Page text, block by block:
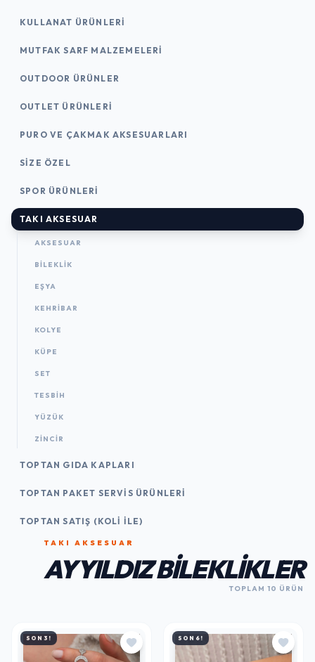
KULLANAT ÜRÜNLERI
MUTFAK SARF MALZEMELERI
OUTDOOR ÜRÜNLER
OUTLET ÜRÜNLERI
PURO VE ÇAKMAK AKSESUARLARI
SIZE ÖZEL
SPOR ÜRÜNLERI
TAKI AKSESUAR
AKSESUAR
BILEKLIK
EŞYA
KEHRIBAR
KOLYE
KÜPE
SET
TESBIH
YÜZÜK
ZINCIR
TOPTAN GIDA KAPLARI
TOPTAN PAKET SERVIS ÜRÜNLERI
TOPTAN SATIŞ (KOLI İLE)
TAKI AKSESUAR
AY YILDIZ BILEKLIKLER
TOPLAM 10 ÜRÜN
SON 3! SON 6!